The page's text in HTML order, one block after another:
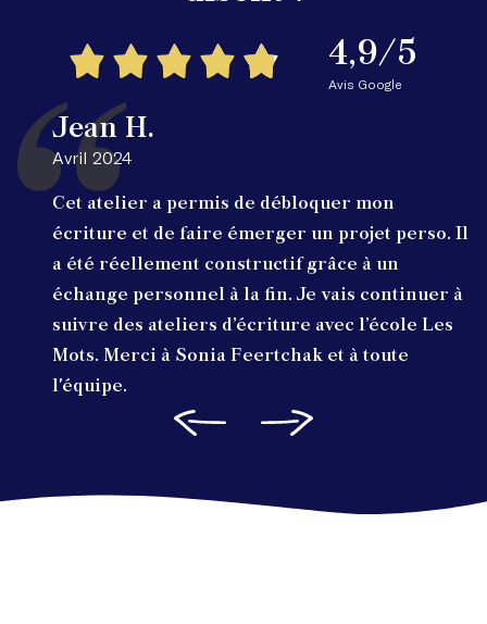
4,9/5
Avis Google
Jean H.
Avril 2024
Cet atelier a permis de débloquer mon
écriture et de faire émerger un projet perso. Il
a été réellement constructif grâce à un
échange personnel à la fin. Je vais continuer à
suivre des ateliers d’écriture avec l’école Les
Mots. Merci à Sonia Feertchak et à toute
l'équipe.